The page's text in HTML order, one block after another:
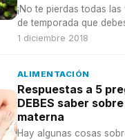
¡No te pierdas todas
de temporada que
menú familiar y en la
1 diciembre 2018
ALIMENTACIÓN
Respuestas a 5
DEBES saber
materna
Hay algunas cosas